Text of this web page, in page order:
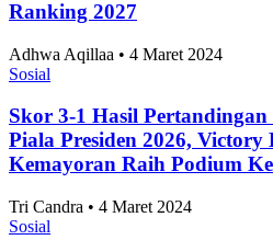
10 Kecamatan dengan